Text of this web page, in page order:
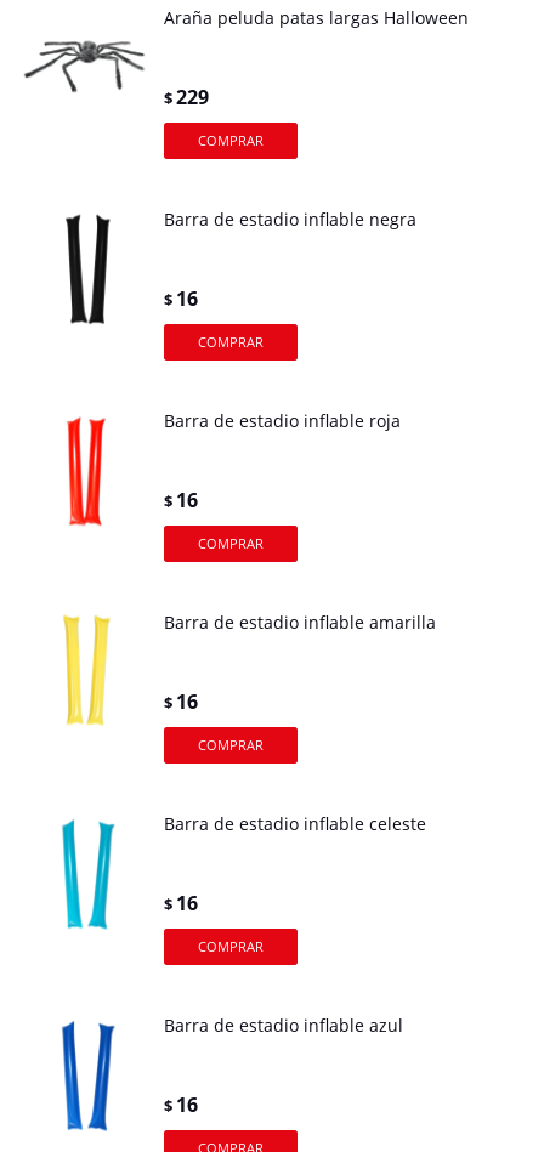
Araña peluda patas largas Halloween
$229
Barra de estadio inflable negra
$ 16
Barra de estadio inflable roja
$ 16
Barra de estadio inflable amarilla
$ 16
Barra de estadio inflable celeste
$ 16
Barra de estadio inflable azul
$ 16